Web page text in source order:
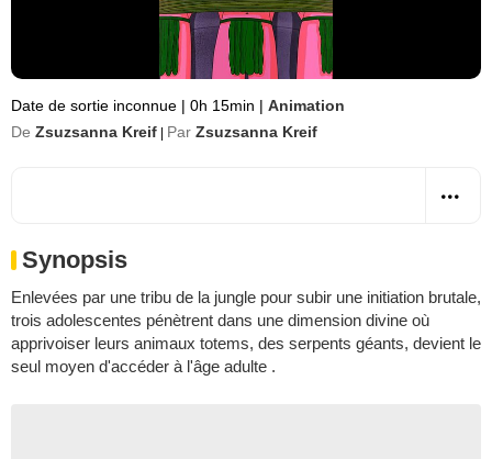
Date de sortie inconnue | 0h 15min | Animation
De Zsuzsanna Kreif Par Zsuzsanna Kreif
Synopsis
Enlevées par une tribu de la jungle pour subir une initiation brutale,
trois adolescentes pénètrent dans une dimension divine où
apprivoiser leurs animaux totems, des serpents géants, devient le
seul moyen d'accéder à l'âge adulte .